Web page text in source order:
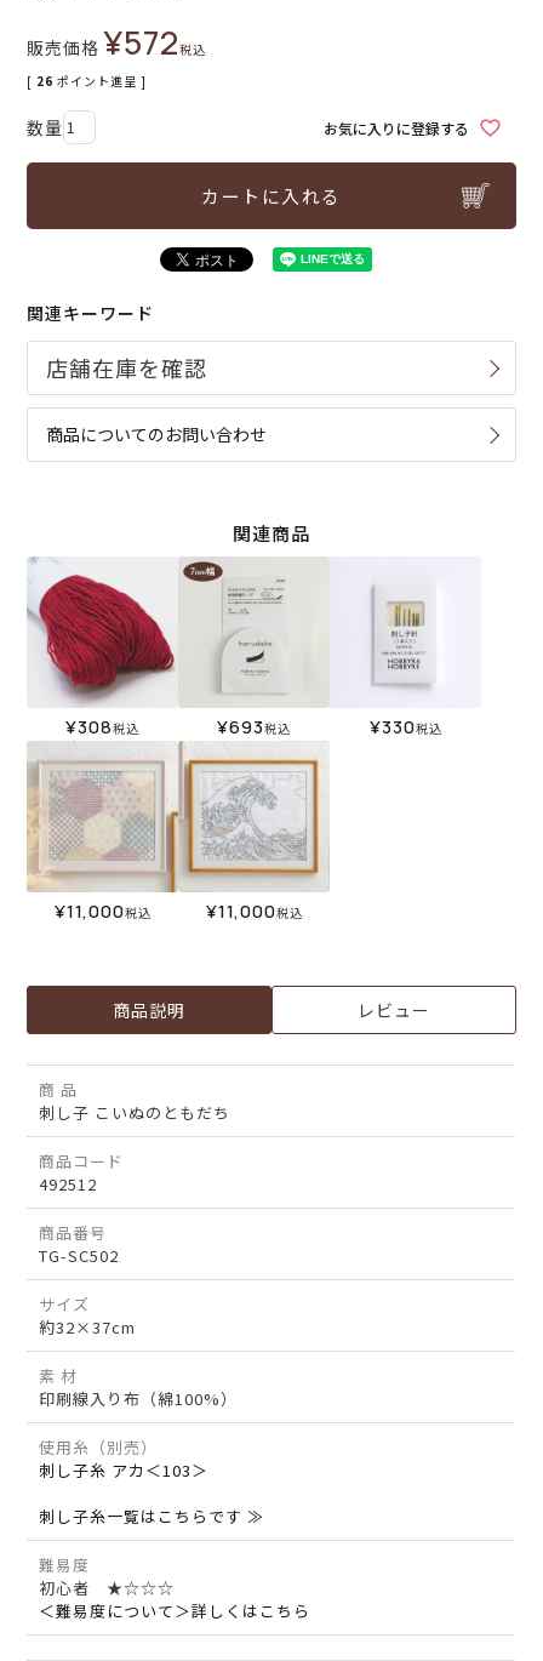
販売価格 ¥572税込
[ 26 ポイント進呈 ]
お気に入りに登録する
カートに入れる
関連キーワード
商品についてのお問い合わせ
関連商品
¥308税込 ¥693税込 ¥330税込
¥11,000税込 ¥11,000税込
商品説明 レビュー
商 品
刺し子 こいぬのともだち
商品コード
492512
商品番号
TG-SC502
サイズ
約32×37cm
素 材
印刷線入り布（綿100%）
使用糸（別売）
刺し子糸 アカ＜103＞
刺し子糸一覧はこちらです ≫
難易度
初心者 ★☆☆☆
＜難易度について＞詳しくはこちら